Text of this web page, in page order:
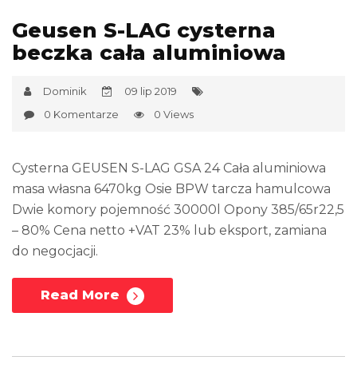
Geusen S-LAG cysterna
beczka cała aluminiowa
Dominik
09 lip 2019
0 Komentarze
0 Views
Cysterna GEUSEN S-LAG GSA 24 Cała aluminiowa
masa własna 6470kg Osie BPW tarcza hamulcowa
Dwie komory pojemność 30000l Opony 385/65r22,5
– 80% Cena netto +VAT 23% lub eksport, zamiana
do negocjacji.
Read More